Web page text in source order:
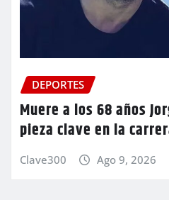
DEPORTES
Muere a los 68 años
pieza clave en la
Clave300 Ago 9, 2026